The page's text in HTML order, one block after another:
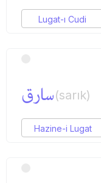
Lugat-ı Cudi
سارق(sarık)
Hazine-i Lugat